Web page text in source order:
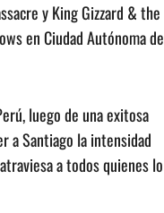
y King Gizzard & the
en Ciudad Autónoma de
luego de una exitosa
a Santiago la intensidad
a todos quienes lo